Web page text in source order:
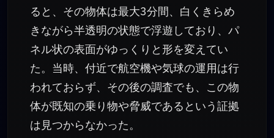
ると、その物体は最大3分間、白くきらめ
きながら半透明の状態で浮遊しており、パ
ネル状の表面がゆっくりと形を変えてい
た。当時、付近で航空機や気球の運用は行
われておらず、その後の調査でも、この物
体が既知の乗り物や脅威であるという証拠
は見つからなかった。